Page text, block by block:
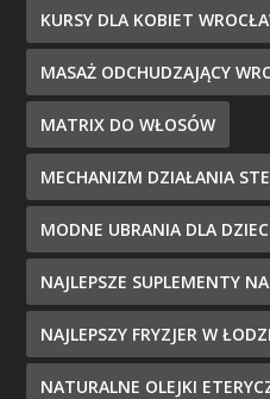
KURSY DLA KOBIET
MASAŻ ODCHUDZAJĄCY
MATRIX DO WŁOSÓW
MECHANIZM DZIAŁANIA
MODNE UBRANIA DLA
NAJLEPSZE SUPLEMENTY
NAJLEPSZY FRYZJER W ŁODZI
NATURALNE OLEJKI